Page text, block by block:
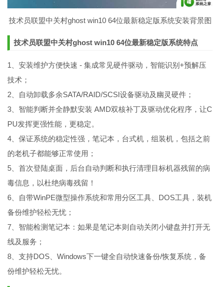
技术员联盟中关村ghost win10 64位最新稳定版系统安装背景图
技术员联盟中关村ghost win10 64位最新稳定版系统特点
1、安装维护方便快速 - 集成常见硬件驱动，智能识别+预解压
技术；
2、自动卸载多余SATA/RAID/SCSI设备驱动及幽灵硬件；
3、智能判断并全静默安装 AMD双核补丁及驱动优化程序，让C
PU发挥更强性能，更稳定。
4、保证系统的稳定性强，笔记本，台式机，组装机，包括之前
的老机子都能够正常使用；
5、首次登陆桌面，后台自动判断和执行清理目标机器残留的病
毒信息，以杜绝病毒残留！
6、自带WinPE微型操作系统和常用分区工具、DOS工具，装机
备份维护轻松无忧；
7、智能检测笔记本：如果是笔记本则自动关闭小键盘并打开无
线及服务；
8、支持DOS、Windows下一键全自动快速备份/恢复系统，备
份维护轻松无忧。